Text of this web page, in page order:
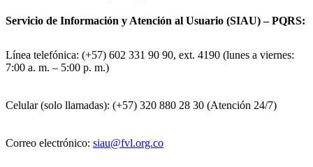
Servicio de Información y Atención al Usuario (SIAU) – PQRS:
Línea telefónica: (+57) 602 331 90 90, ext. 4190 (lunes a viernes:
7:00 a. m. – 5:00 p. m.)
Celular (solo llamadas): (+57) 320 880 28 30 (Atención 24/7)
Correo electrónico: siau@fvl.org.co